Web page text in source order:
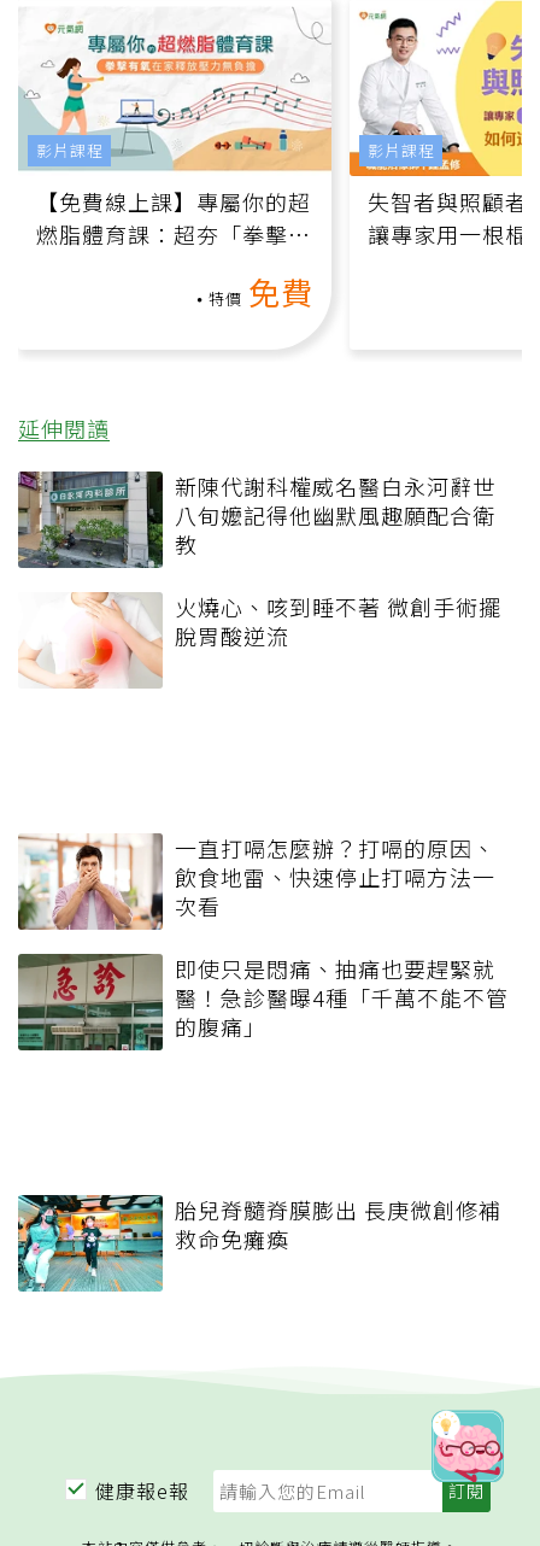
【免費線上課】專屬你的超
燃脂體育課：超夯「拳擊有
特價 免費
影片課程
失智者與照顧者
讓專家用一根棍
影片課程
延伸閱讀
新陳代謝科權威名醫白永河辭世
八旬嬤記得他幽默風趣願配合衛
教
火燒心、咳到睡不著 微創手術擺
脫胃酸逆流
一直打嗝怎麼辦？打嗝的原因、
飲食地雷、快速停止打嗝方法一
次看
即使只是悶痛、抽痛也要趕緊就
醫！急診醫曝4種「千萬不能不管
的腹痛」
胎兒脊髓脊膜膨出 長庚微創修補
救命免癱瘓
健康報e報